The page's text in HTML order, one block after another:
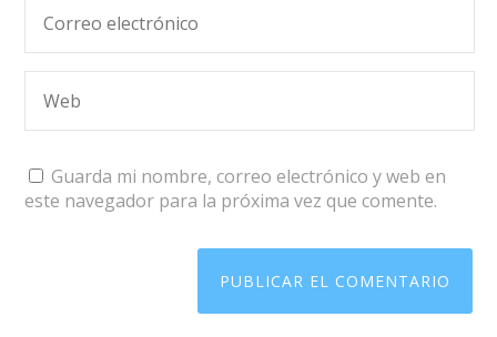
Guarda mi nombre, correo electrónico y web en
este navegador para la próxima vez que comente.